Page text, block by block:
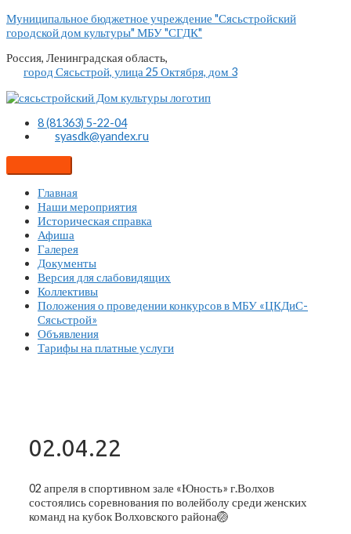
Перейти
к
Муниципальное бюджетное учреждение "Сясьстройский
городской дом культуры" МБУ "СГДК"
Россия, Ленинградская область,
город Сясьстрой, улица 25 Октября, дом 3
8 (81363) 5-22-04
syasdk@yandex.ru
Главная
Наши мероприятия
Историческая справка
Афиша
Галерея
Документы
Версия для слабовидящих
Коллективы
Положения о проведении конкурсов в МБУ «ЦКДиС-
Сясьстрой»
Объявления
Тарифы на платные услуги
02.04.22
02 апреля в спортивном зале «Юность» г.Волхов
состоялись соревнования по волейболу среди женских
команд на кубок Волховского района🏐